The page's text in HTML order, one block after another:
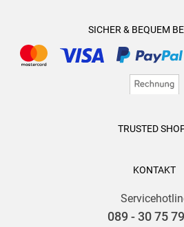
SICHER & BEQUEM
TRUSTED
KONTAKT
089 - 30 75